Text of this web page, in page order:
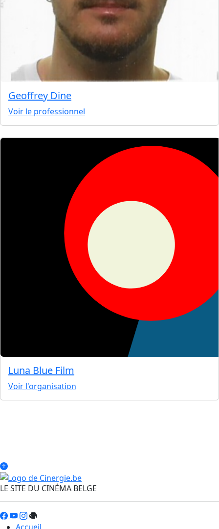
Geoffrey Dine
Voir le professionnel
Luna Blue Film
Voir l'organisation
LE SITE DU CINÉMA BELGE